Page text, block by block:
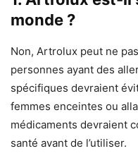
monde ?
Non, Artrolux peut ne
personnes ayant des
spécifiques devraient
femmes enceintes ou
médicaments devraient
santé avant de l’utiliser.